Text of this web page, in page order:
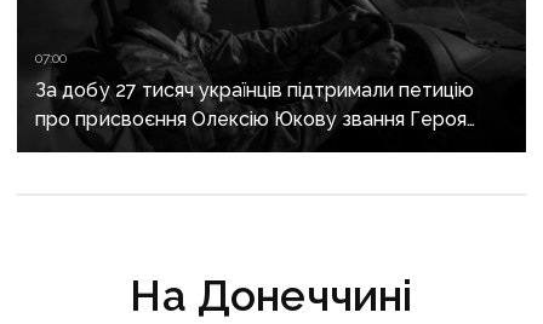
07:00
За добу 27 тисяч українців підтримали петицію
про присвоєння Олексію Юкову звання Героя
України посмертно
На Донеччині